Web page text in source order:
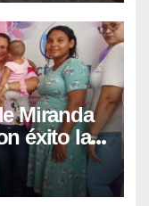
Miranda
éxito la